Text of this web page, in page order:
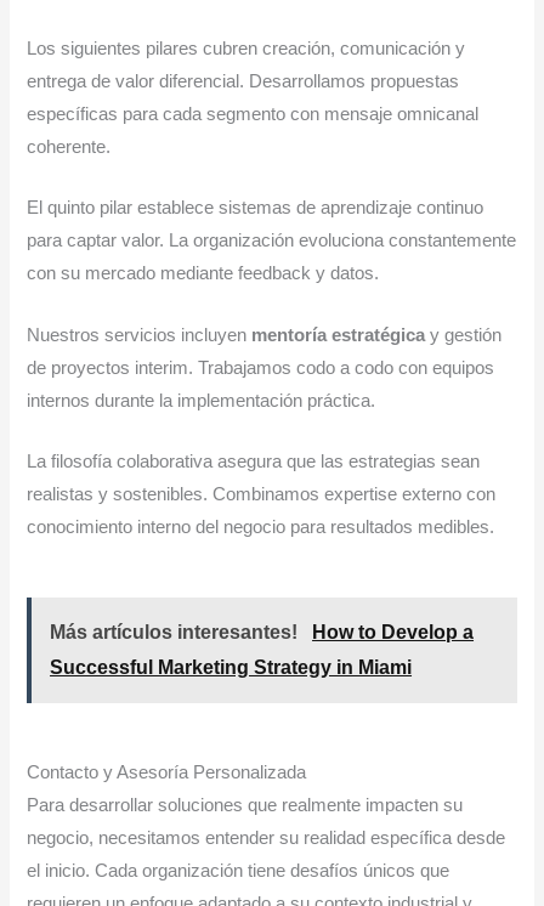
Los siguientes pilares cubren creación, comunicación y
entrega de valor diferencial. Desarrollamos propuestas
específicas para cada segmento con mensaje omnicanal
coherente.
El quinto pilar establece sistemas de aprendizaje continuo
para captar valor. La organización evoluciona constantemente
con su mercado mediante feedback y datos.
Nuestros servicios incluyen mentoría estratégica y gestión
de proyectos interim. Trabajamos codo a codo con equipos
internos durante la implementación práctica.
La filosofía colaborativa asegura que las estrategias sean
realistas y sostenibles. Combinamos expertise externo con
conocimiento interno del negocio para resultados medibles.
Más artículos interesantes!
How to Develop a
Successful Marketing Strategy in Miami
Contacto y Asesoría Personalizada
Para desarrollar soluciones que realmente impacten su
negocio, necesitamos entender su realidad específica desde
el inicio. Cada organización tiene desafíos únicos que